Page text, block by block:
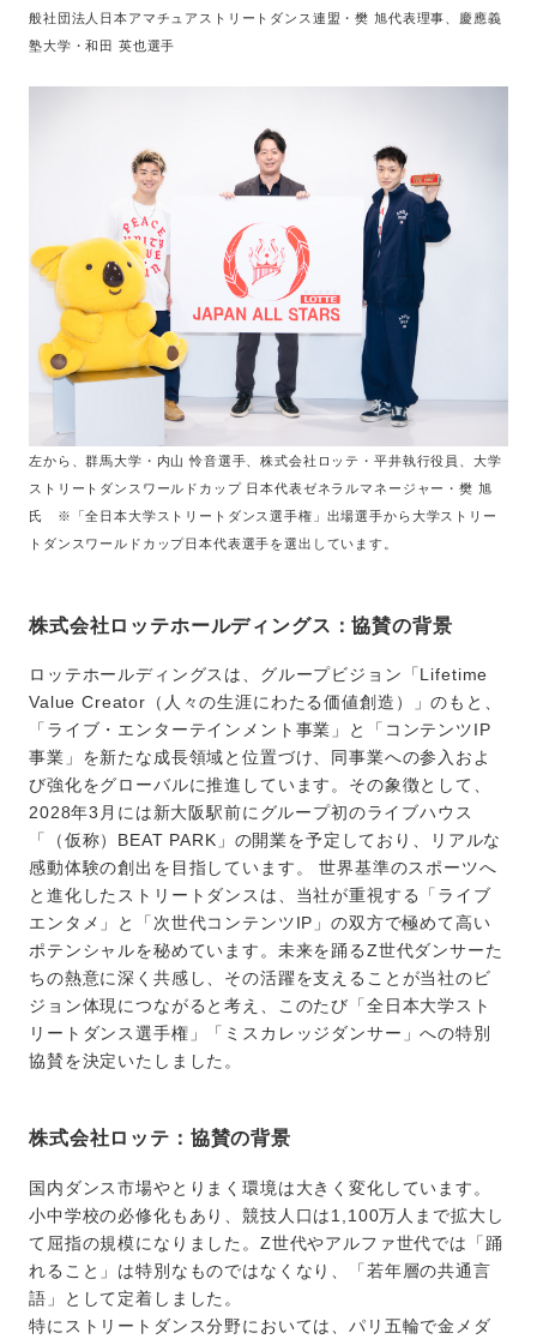
般社団法人日本アマチュアストリートダンス連盟・樊 旭代表理事、慶應義
塾大学・和田 英也選手
左から、群馬大学・内山 怜音選手、株式会社ロッテ・平井執行役員、大学
ストリートダンスワールドカップ 日本代表ゼネラルマネージャー・樊 旭
氏 ※「全日本大学ストリートダンス選手権」出場選手から大学ストリー
トダンスワールドカップ日本代表選手を選出しています。
株式会社ロッテホールディングス：協賛の背景
ロッテホールディングスは、グループビジョン「Lifetime
Value Creator（人々の生涯にわたる価値創造）」のもと、
「ライブ・エンターテインメント事業」と「コンテンツIP
事業」を新たな成長領域と位置づけ、同事業への参入およ
び強化をグローバルに推進しています。その象徴として、
2028年3月には新大阪駅前にグループ初のライブハウス
「（仮称）BEAT PARK」の開業を予定しており、リアルな
感動体験の創出を目指しています。 世界基準のスポーツへ
と進化したストリートダンスは、当社が重視する「ライブ
エンタメ」と「次世代コンテンツIP」の双方で極めて高い
ポテンシャルを秘めています。未来を踊るZ世代ダンサーた
ちの熱意に深く共感し、その活躍を支えることが当社のビ
ジョン体現につながると考え、このたび「全日本大学スト
リートダンス選手権」「ミスカレッジダンサー」への特別
協賛を決定いたしました。
株式会社ロッテ：協賛の背景
国内ダンス市場やとりまく環境は大きく変化しています。
小中学校の必修化もあり、競技人口は1,100万人まで拡大し
て屈指の規模になりました。Z世代やアルファ世代では「踊
れること」は特別なものではなくなり、「若年層の共通言
語」として定着しました。
特にストリートダンス分野においては、パリ五輪で金メダ